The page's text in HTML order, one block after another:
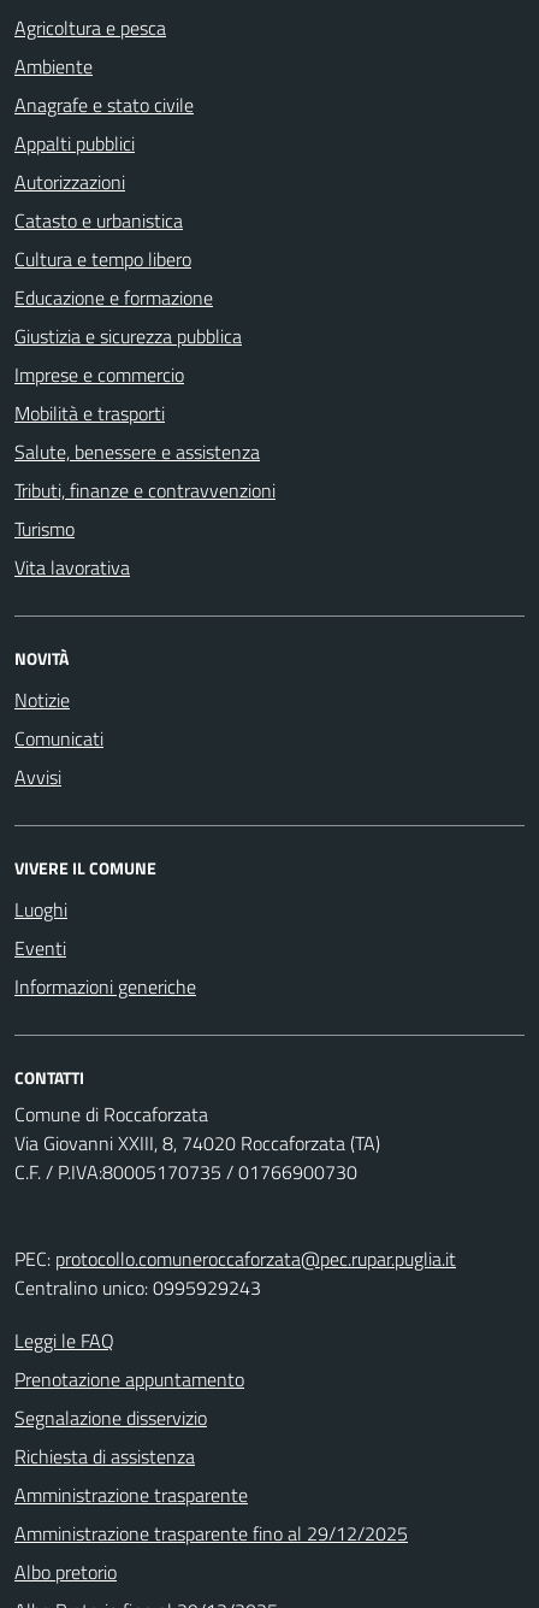
Agricoltura e pesca
Ambiente
Anagrafe e stato civile
Appalti pubblici
Autorizzazioni
Catasto e urbanistica
Cultura e tempo libero
Educazione e formazione
Giustizia e sicurezza pubblica
Imprese e commercio
Mobilità e trasporti
Salute, benessere e assistenza
Tributi, finanze e contravvenzioni
Turismo
Vita lavorativa
NOVITÀ
Notizie
Comunicati
Avvisi
VIVERE IL COMUNE
Luoghi
Eventi
Informazioni generiche
CONTATTI
Comune di Roccaforzata
Via Giovanni XXIII, 8, 74020 Roccaforzata (TA)
C.F. / P.IVA:80005170735 / 01766900730
PEC: protocollo.comuneroccaforzata@pec.rupar.puglia.it
Centralino unico: 0995929243
Leggi le FAQ
Prenotazione appuntamento
Segnalazione disservizio
Richiesta di assistenza
Amministrazione trasparente
Amministrazione trasparente fino al 29/12/2025
Albo pretorio